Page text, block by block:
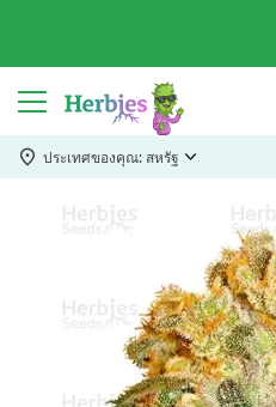
ประเทศของคุณ: สหรัฐ